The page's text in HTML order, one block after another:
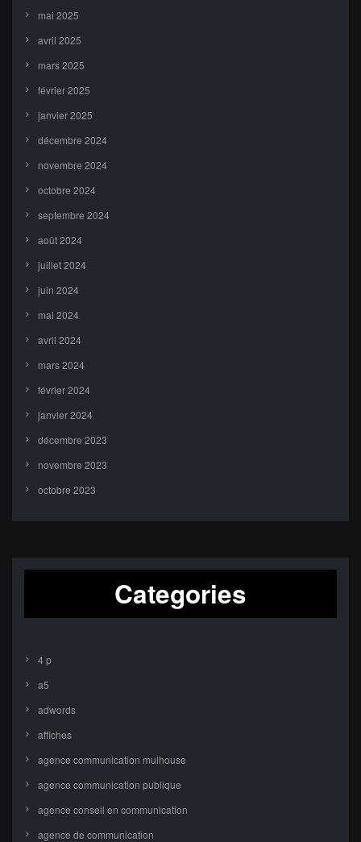
mai 2025
avril 2025
mars 2025
février 2025
janvier 2025
décembre 2024
novembre 2024
octobre 2024
septembre 2024
août 2024
juillet 2024
juin 2024
mai 2024
avril 2024
mars 2024
février 2024
janvier 2024
décembre 2023
novembre 2023
octobre 2023
Categories
4 p
a5
adwords
affiches
agence communication mulhouse
agence communication publique
agence conseil en communication
agence de communication